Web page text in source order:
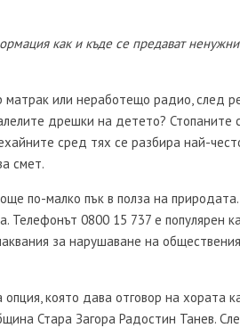
как и къде се предават
или неработещо радио, след
дрешки на детето? Стопаните
сред тях се разбира най-
смет.
по-малко пък в полза на
Телефонът 0800 15 737 е популярен
за нарушаване на
която дава отговор на хората
Стара Загора Радостин Танев.